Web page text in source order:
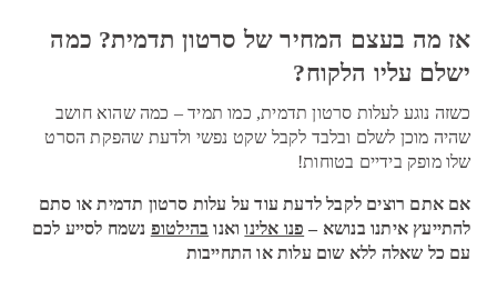
אז מה בעצם המחיר של סרטון תדמית? כמה
ישלם עליו הלקוח?
כשזה נוגע לעלות סרטון תדמית, כמו תמיד – כמה שהוא חושב
שהיה מוכן לשלם ובלבד לקבל שקט נפשי ולדעת שהפקת הסרט
שלו מופק בידיים בטוחות!
אם אתם רוצים לקבל לדעת עוד על עלות סרטון תדמית או סתם
להתייעץ איתנו בנושא – פנו אלינו ואנו בהילטופ נשמח לסייע לכם
עם כל שאלה ללא שום עלות או התחייבות